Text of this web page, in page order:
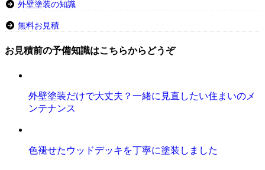
外壁塗装の知識
無料お見積
お見積前の予備知識はこちらからどうぞ
外壁塗装だけで大丈夫？一緒に見直したい住まいのメ
ンテナンス
色褪せたウッドデッキを丁寧に塗装しました